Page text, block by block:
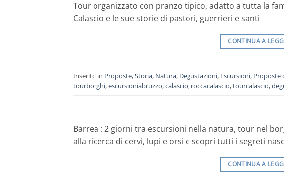
Tour organizzato con pranzo tipico, adatto a tutta la
Calascio e le sue storie di pastori, guerrieri e santi
CONTINUA A
Inserito in Proposte,Storia, Natura, Degustazioni, Escursioni, Proposte
tourborghi,escursioniabruzzo,calascio, roccacalascio,tourcalascio,
Barrea : 2 giorni tra escursioni nella natura, tour nel
alla ricerca di cervi, lupi e orsi e scopri tutti i segreti
CONTINUA A